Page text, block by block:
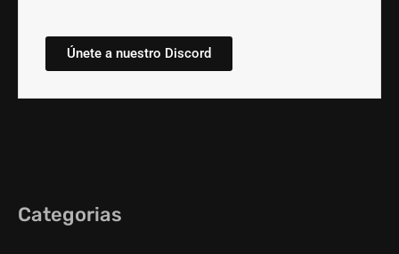
Únete a nuestro Discord
Categorias